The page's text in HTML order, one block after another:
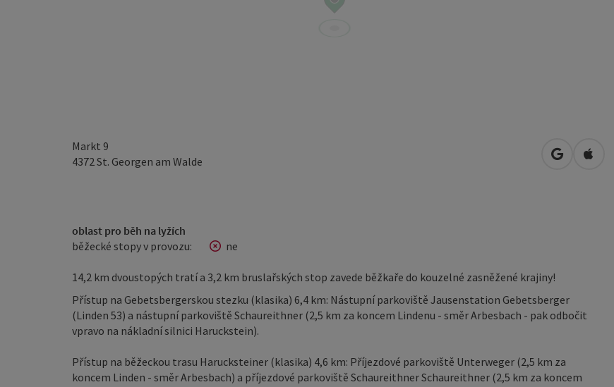
Markt 9
4372St. Georgen am Walde Otevřít v
oblast pro běh na lyžích
běžecké stopy v provozu:
ne
14,2 km dvoustopých tratí a 3,2 km bruslařských stop zavede běžkaře do kouzelné zasněžené krajiny!
Přístup na Gebetsbergerskou stezku (klasika) 6,4 km: Nástupní parkoviště Jausenstation Gebetsberger
(Linden 53) a nástupní parkoviště Schaureithner (2,5 km za koncem Lindenu - směr Arbesbach - pak odbočit
vpravo na nákladní silnici Haruckstein).
Přístup na běžeckou trasu Harucksteiner (klasika) 4,6 km: Příjezdové parkoviště Unterweger (2,5 km za
koncem Linden - směr Arbesbach) a příjezdové parkoviště Schaureithner Schaureithner (2,5 km za koncem